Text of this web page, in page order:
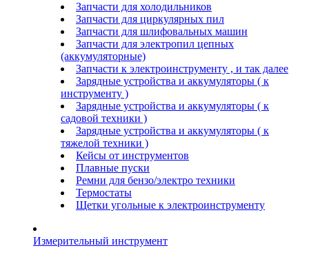
Запчасти для холодильников
Запчасти для циркулярных пил
Запчасти для шлифовальных машин
Запчасти для электропил цепных
(аккумуляторные)
Запчасти к электроинструменту , и так далее
Зарядные устройства и аккумуляторы ( к
инструменту )
Зарядные устройства и аккумуляторы ( к
садовой техники )
Зарядные устройства и аккумуляторы ( к
тяжелой техники )
Кейсы от инструментов
Плавные пуски
Ремни для бензо/электро техники
Термостаты
Щетки угольные к электроинструменту
Измерительный инструмент